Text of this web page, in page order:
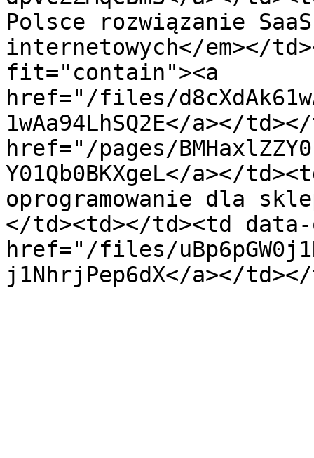
Polsce rozwiązanie
internetowych</em></
fit="contain"><a
href="/files/
1wAa94LhSQ2E</a></
href="/pages/
Y01Qb0BKXgeL</a></
oprogramowanie dla
</td><td></td><td
href="/files/